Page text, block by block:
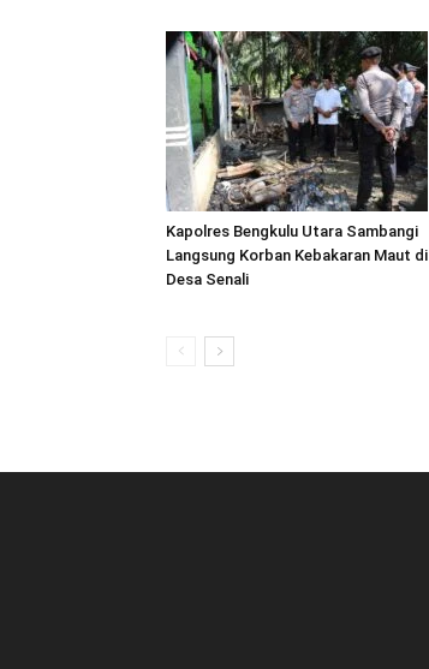
Kapolres Bengkulu Utara Sambangi
Langsung Korban Kebakaran Maut di
Desa Senali